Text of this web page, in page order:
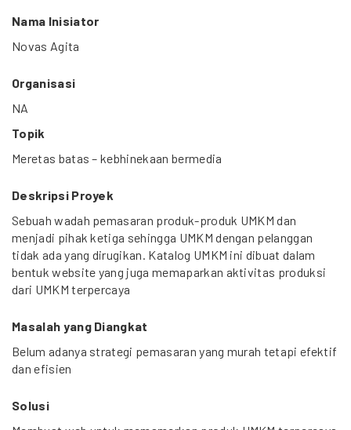
Nama Inisiator
Novas Agita
Organisasi
NA
Topik
Meretas batas – kebhinekaan bermedia
Deskripsi Proyek
Sebuah wadah pemasaran produk-produk UMKM dan
menjadi pihak ketiga sehingga UMKM dengan pelanggan
tidak ada yang dirugikan. Katalog UMKM ini dibuat dalam
bentuk website yang juga memaparkan aktivitas produksi
dari UMKM terpercaya
Masalah yang Diangkat
Belum adanya strategi pemasaran yang murah tetapi efektif
dan efisien
Solusi